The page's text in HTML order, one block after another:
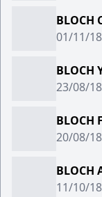
BLOCH
01/11/
BLOCH
23/08/
BLOCH
20/08/
BLOCH
11/10/